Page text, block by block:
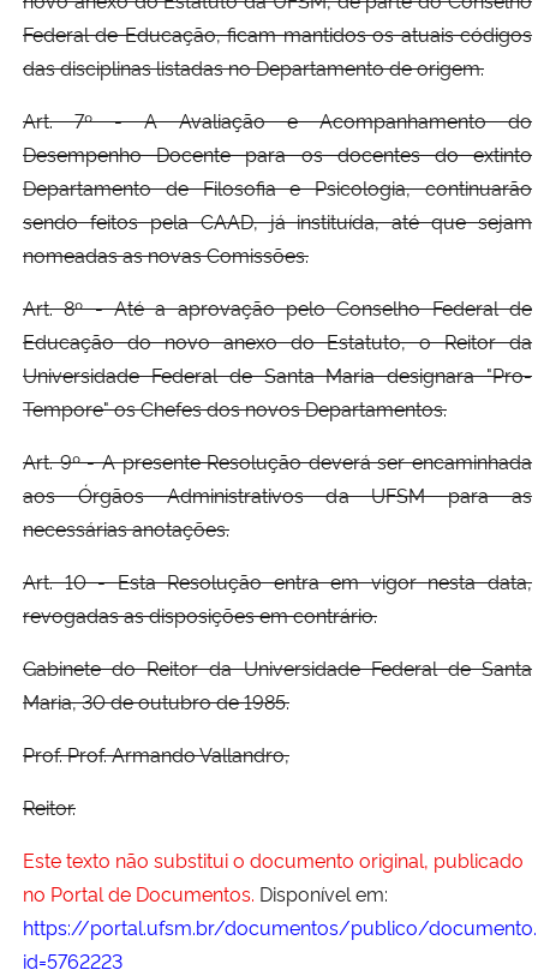
Federal de Educação, ficam mantidos os atuais códigos
das disciplinas listadas no Departamento de origem.
Art. 7º - A Avaliação e Acompanhamento do
Desempenho Docente para os docentes do extinto
Departamento de Filosofia e Psicologia, continuarão
sendo feitos pela CAAD, já instituída, até que sejam
nomeadas as novas Comissões.
Art. 8º - Até a aprovação pelo Conselho Federal de
Educação do novo anexo do Estatuto, o Reitor da
Universidade Federal de Santa Maria designara "Pro-
Tempore" os Chefes dos novos Departamentos.
Art. 9º - A presente Resolução deverá ser encaminhada
aos Órgãos Administrativos da UFSM para as
necessárias anotações.
Art. 10 - Esta Resolução entra em vigor nesta data,
revogadas as disposições em contrário.
Gabinete do Reitor da Universidade Federal de Santa
Maria, 30 de outubro de 1985.
Prof. Prof. Armando Vallandro,
Reitor.
Este texto não substitui o documento original, publicado
no Portal de Documentos. Disponível em:
https://portal.ufsm.br/documentos/publico/
id=5762223